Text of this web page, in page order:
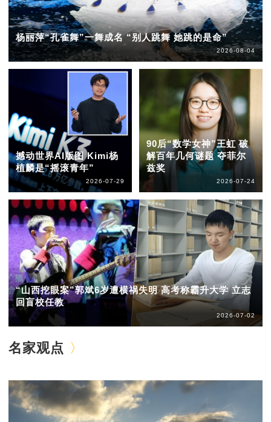
杨丽萍“孔雀舞”一舞成名 “别人跳舞 她跳的是命”
2026-08-04
撼动世界AI版图 Kimi杨
植麟是“摇滚青年”
2026-07-29
90后“数学女神”王虹 破
解百年几何谜题 夺菲尔
兹奖
2026-07-24
“山西挖眼案”郭斌6岁遭横祸失明 高考称霸升大学 立志
回盲校任教
2026-07-02
名家观点